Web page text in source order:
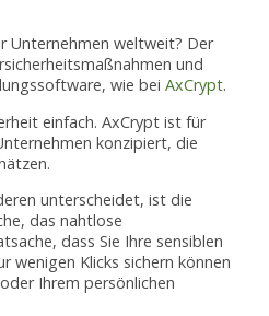
Unternehmen weltweit? Der
und
wie bei AxCrypt.
einfach. AxCrypt ist für
konzipiert, die
unterscheidet, ist die
das nahtlose
dass Sie Ihre sensiblen
wenigen Klicks sichern können
Ihrem persönlichen